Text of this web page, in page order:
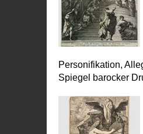
Personifikation,
Spiegel barocker